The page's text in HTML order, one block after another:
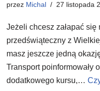
przez Michal 27 listopada
Jeżeli chcesz załapać się
przedświąteczny z
masz jeszcze jedną
Transport poinformowały
dodatkowego kursu,…